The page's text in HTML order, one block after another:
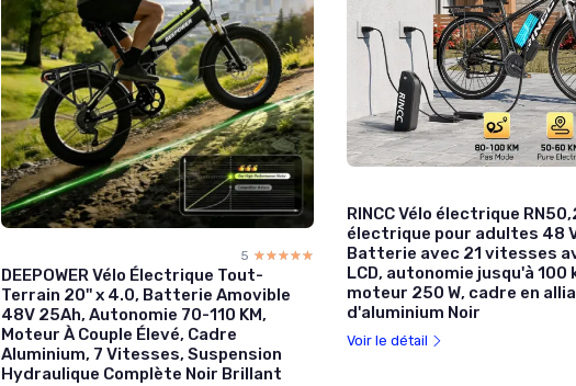
5 ☆☆☆☆☆
★★★★★
DEEPOWER Vélo Électrique Tout-
Terrain 20'' x 4.0, Batterie Amovible
48V 25Ah, Autonomie 70-110 KM,
Moteur À Couple Élevé, Cadre
Aluminium, 7 Vitesses, Suspension
Hydraulique Complète Noir Brillant
RINCC Vélo électrique
électrique pour adultes 48
Batterie avec 21 vitesses
LCD, autonomie jusqu'à 100
moteur 250 W, cadre en
d'aluminium Noir
Voir le détail